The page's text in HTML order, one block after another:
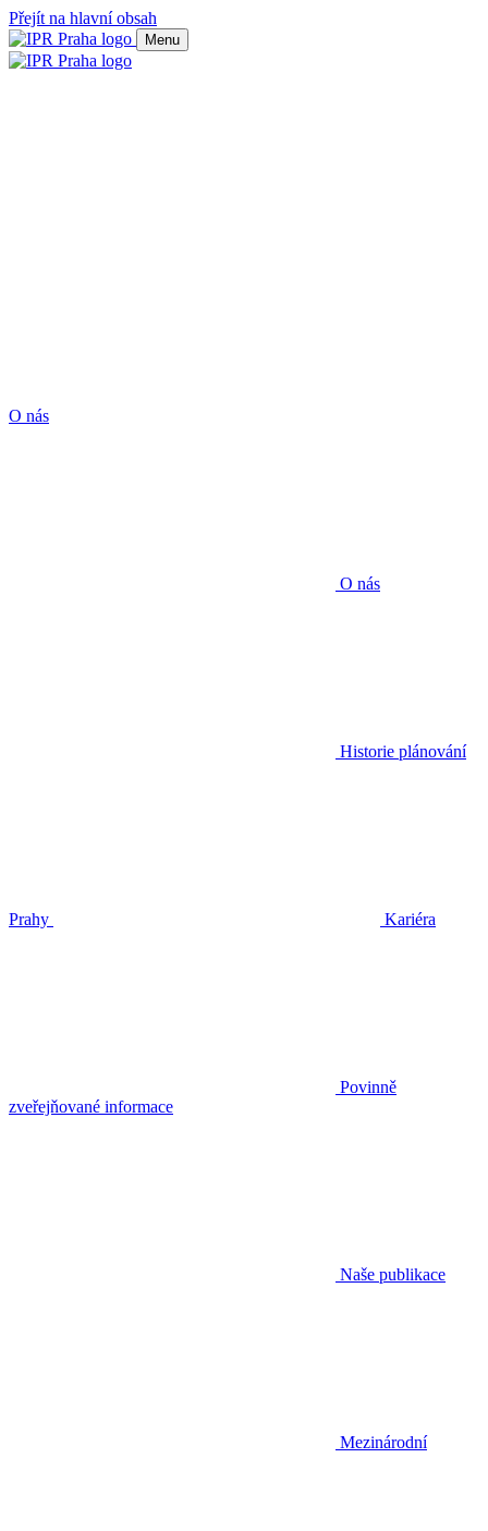
Přejít na hlavní obsah
Menu
O nás
O nás
Historie plánování
Prahy Kariéra
Povinně
zveřejňované informace
Naše publikace
Mezinárodní